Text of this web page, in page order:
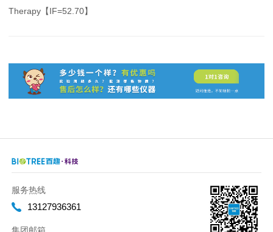
Therapy【IF=52.70】
服务热线
13127936361